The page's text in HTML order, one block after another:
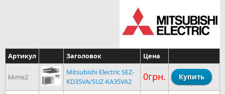
Артикул Заголовок Цена
kkme2
Mitsubishi Electric SEZ-
KD35VA/SUZ-KA35VA2
0грн.